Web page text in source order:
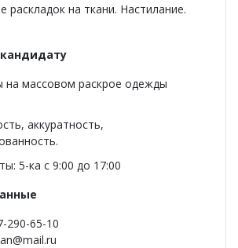
раскладок на ткани. Настилание.
массовом раскрое одежды
аккуратность,
5-ка с 9:00 до 17:00
290-65-10